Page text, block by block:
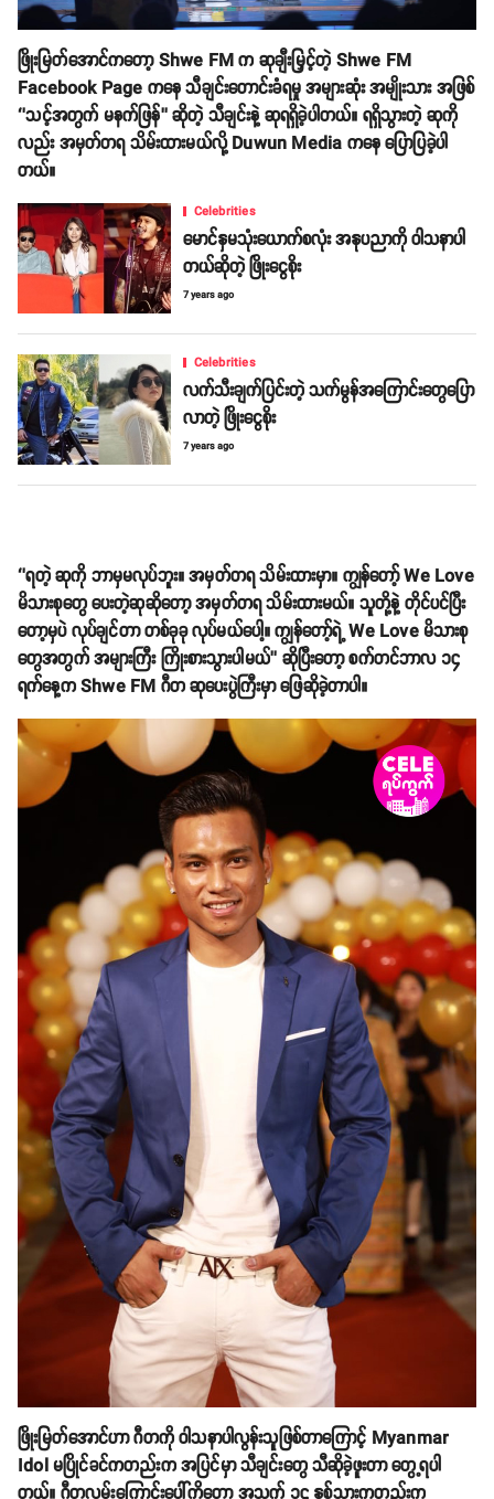
ဖြိုးမြတ်အောင်ကတော့ Shwe FM က ဆုချီးမြှင့်တဲ့ Shwe FM
Facebook Page ကနေ သီချင်းတောင်းခံရမှု အများဆုံး အမျိုးသား အဖြစ်
‘’သင့်အတွက် မနက်ဖြန်’’ ဆိုတဲ့ သီချင်းနဲ့ ဆုရရှိခဲ့ပါတယ်။ ရရှိသွားတဲ့ ဆုကို
လည်း အမှတ်တရ သိမ်းထားမယ်လို့ Duwun Media ကနေ ပြောပြခဲ့ပါ
တယ်။
Celebrities
မောင်နှမသုံးယောက်စလုံး အနုပညာကို ဝါသနာပါ
တယ်ဆိုတဲ့ ဖြိုးငွေစိုး
7 years ago
Celebrities
လက်သီးချက်ပြင်းတဲ့ သက်မွန်အကြောင်းတွေပြော
လာတဲ့ ဖြိုးငွေစိုး
7 years ago
‘’ရတဲ့ ဆုကို ဘာမှမလုပ်ဘူး။ အမှတ်တရ သိမ်းထားမှာ။ ကျွန်တော့် We Love
မိသားစုတွေ ပေးတဲ့ဆုဆိုတော့ အမှတ်တရ သိမ်းထားမယ်။ သူတို့နဲ့ တိုင်ပင်ပြီး
တော့မှပဲ လုပ်ချင်တာ တစ်ခုခု လုပ်မယ်ပေါ့။ ကျွန်တော့်ရဲ့ We Love မိသားစု
တွေအတွက် အများကြီး ကြိုးစားသွားပါမယ်’’ ဆိုပြီးတော့ စက်တင်ဘာလ ၁၄
ရက်နေ့က Shwe FM ဂီတ ဆုပေးပွဲကြီးမှာ ဖြေဆိုခဲ့တာပါ။
ဖြိုးမြတ်အောင်ဟာ ဂီတကို ဝါသနာပါလွန်းသူဖြစ်တာကြောင့် Myanmar
Idol မပြိုင်ခင်ကတည်းက အပြင်မှာ သီချင်းတွေ သီဆိုခဲ့ဖူးတာ တွေ့ရပါ